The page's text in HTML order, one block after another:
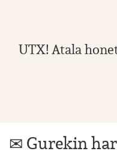
UTX! Atala
Gurekin